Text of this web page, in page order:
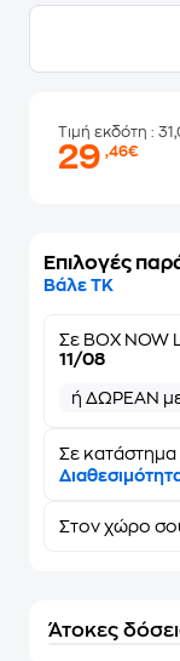
Τιμή εκδότη :
29,46€
Επιλογές
Βάλε ΤΚ
Σε BOX NOW
11/08
ή ΔΩΡΕΑΝ
Σε κατάστημα
Στον χώρο
Άτοκες